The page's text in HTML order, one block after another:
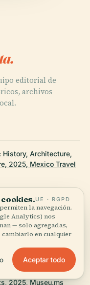
editorial de
archivos
History, Architecture,
2025, Mexico Travel
Architecture,
2025, Travel by
Visiting Hours,
2025, Museu.ms
UE · RGPD
la navegación.
Analytics) nos
— solo agregadas,
cambiarlo en cualquier
Aceptar todo